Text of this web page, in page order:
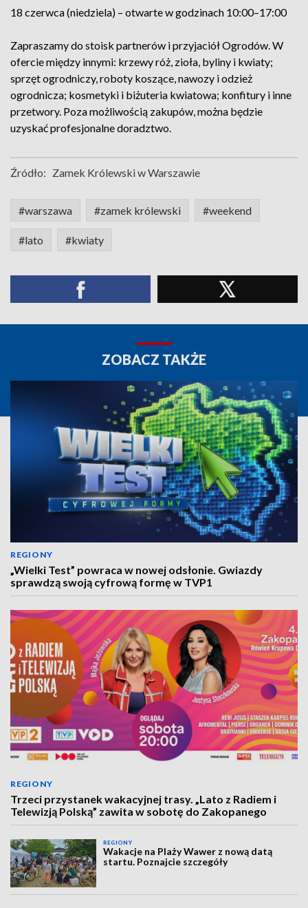
18 czerwca (niedziela) – otwarte w godzinach 10:00–17:00
Zapraszamy do stoisk partnerów i przyjaciół Ogrodów. W
ofercie między innymi: krzewy róż, zioła, byliny i kwiaty;
sprzęt ogrodniczy, roboty koszące, nawozy i odzież
ogrodnicza; kosmetyki i biżuteria kwiatowa; konfitury i inne
przetwory. Poza możliwością zakupów, można będzie
uzyskać profesjonalne doradztwo.
Źródło: Zamek Królewski w Warszawie
#warszawa #zamek królewski #weekend
#lato #kwiaty
ZOBACZ TAKŻE
REGIONY
„Wielki Test” powraca w nowej odsłonie. Gwiazdy
sprawdzą swoją cyfrową formę w TVP1
REGIONY
Trzeci przystanek wakacyjnej trasy. „Lato z Radiem i
Telewizją Polską” zawita w sobotę do Zakopanego
REGIONY
Wakacje na Plaży Wawer z nową datą
startu. Poznajcie szczegóły